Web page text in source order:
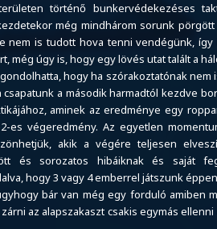
történő bunkervédekezéses
még mindhárom sorunk
nem is tudott hova tenni vendégünk,
még úgy is, hogy egy lövés utat talált a
hogy ha szórakoztatónak nem
a második harmadtól kezdve
aminek az eredménye egy
végeredmény. Az egyetlen
akik a végére teljesen
és sorozatos hibáiknak és saját
hogy 3 vagy 4 emberrel játszunk
bár van még egy forduló amiben
az alapszakaszt csakis egymás